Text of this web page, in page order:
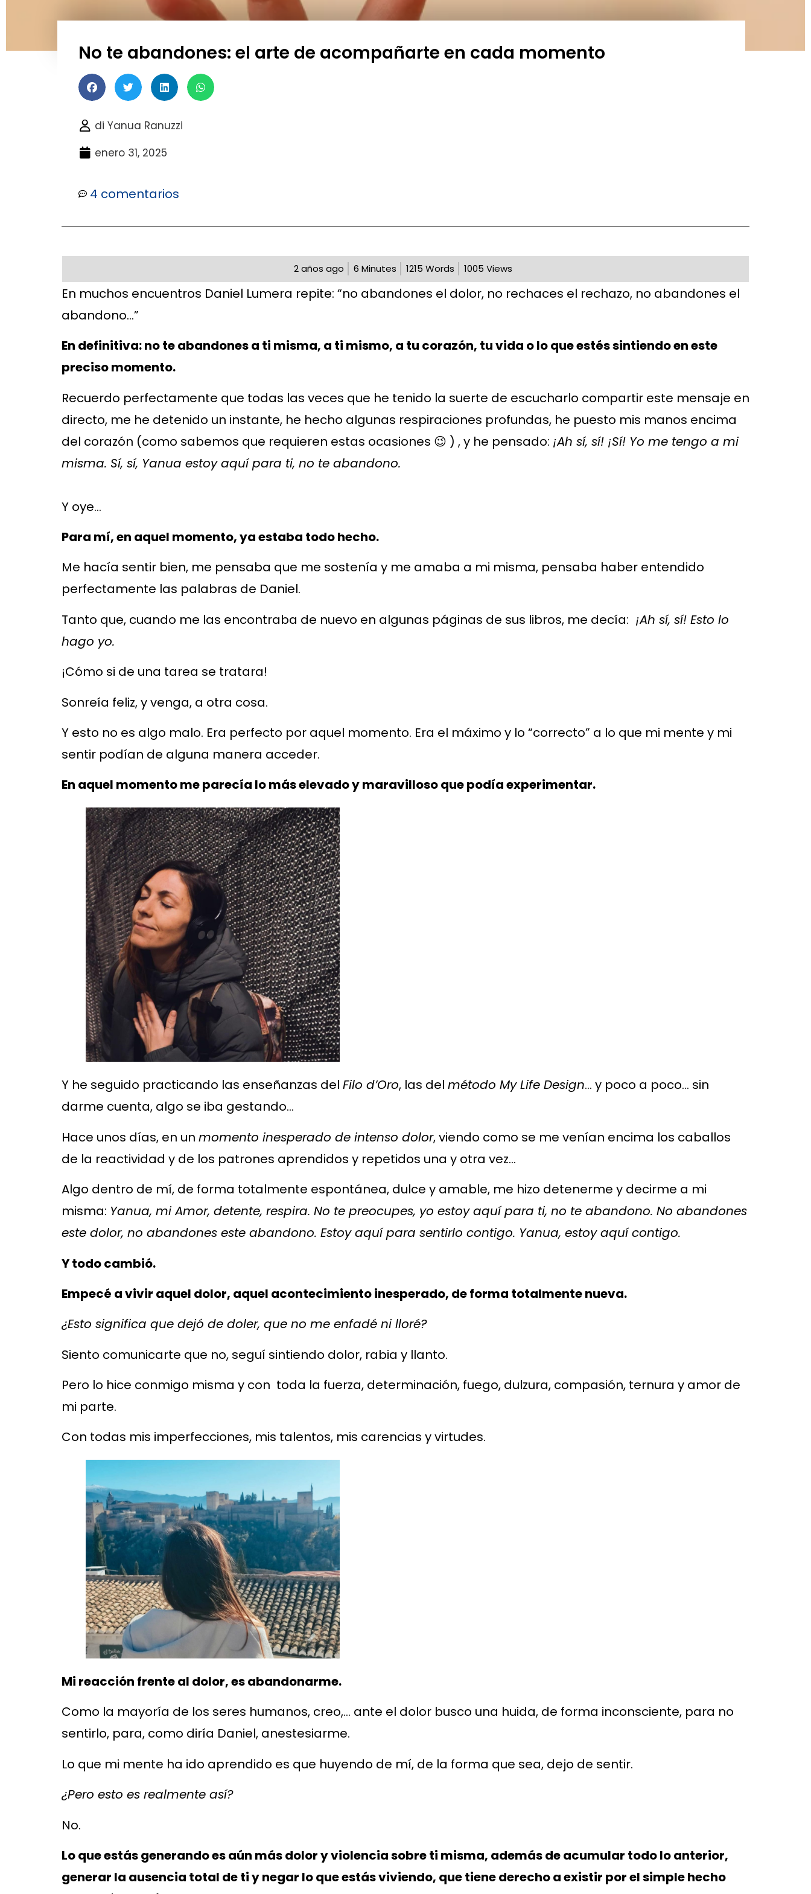
No te abandones: el arte de acompañarte en cada momento
di Yanua Ranuzzi
enero 31, 2025
4 comentarios
2 años ago 6 Minutes 1215 Words 1005 Views
En muchos encuentros Daniel Lumera repite: “no abandones el dolor, no rechaces el rechazo, no abandones el
abandono…”
En definitiva: no te abandones a ti misma, a ti mismo, a tu corazón, tu vida o lo que estés sintiendo en este
preciso momento.
Recuerdo perfectamente que todas las veces que he tenido la suerte de escucharlo compartir este mensaje en
directo, me he detenido un instante, he hecho algunas respiraciones profundas, he puesto mis manos encima
del corazón (como sabemos que requieren estas ocasiones 😉 ) , y he pensado: ¡Ah sí, sí! ¡Sí! Yo me tengo a mi
misma. Sí, sí, Yanua estoy aquí para ti, no te abandono.
Y oye…
Para mí, en aquel momento, ya estaba todo hecho.
Me hacía sentir bien, me pensaba que me sostenía y me amaba a mi misma, pensaba haber entendido
perfectamente las palabras de Daniel.
Tanto que, cuando me las encontraba de nuevo en algunas páginas de sus libros, me decía: ¡Ah sí, sí! Esto lo
hago yo.
¡Cómo si de una tarea se tratara!
Sonreía feliz, y venga, a otra cosa.
Y esto no es algo malo. Era perfecto por aquel momento. Era el máximo y lo “correcto” a lo que mi mente y mi
sentir podían de alguna manera acceder.
En aquel momento me parecía lo más elevado y maravilloso que podía experimentar.
Y he seguido practicando las enseñanzas del Filo d’Oro, las del método My Life Design… y poco a poco… sin
darme cuenta, algo se iba gestando…
Hace unos días, en un momento inesperado de intenso dolor, viendo como se me venían encima los caballos
de la reactividad y de los patrones aprendidos y repetidos una y otra vez…
Algo dentro de mí, de forma totalmente espontánea, dulce y amable, me hizo detenerme y decirme a mi
misma: Yanua, mi Amor, detente, respira. No te preocupes, yo estoy aquí para ti, no te abandono. No abandones
este dolor, no abandones este abandono. Estoy aquí para sentirlo contigo. Yanua, estoy aquí contigo.
Y todo cambió.
Empecé a vivir aquel dolor, aquel acontecimiento inesperado, de forma totalmente nueva.
¿Esto significa que dejó de doler, que no me enfadé ni lloré?
Siento comunicarte que no, seguí sintiendo dolor, rabia y llanto.
Pero lo hice conmigo misma y con toda la fuerza, determinación, fuego, dulzura, compasión, ternura y amor de
mi parte.
Con todas mis imperfecciones, mis talentos, mis carencias y virtudes.
Mi reacción frente al dolor, es abandonarme.
Como la mayoría de los seres humanos, creo,… ante el dolor busco una huida, de forma inconsciente, para no
sentirlo, para, como diría Daniel, anestesiarme.
Lo que mi mente ha ido aprendido es que huyendo de mí, de la forma que sea, dejo de sentir.
¿Pero esto es realmente así?
No.
Lo que estás generando es aún más dolor y violencia sobre ti misma, además de acumular todo lo anterior,
generar la ausencia total de ti y negar lo que estás viviendo, que tiene derecho a existir por el simple hecho